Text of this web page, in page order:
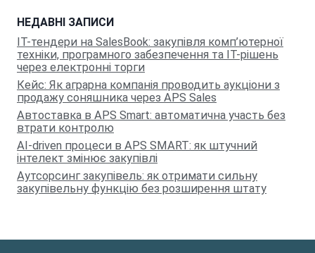
НЕДАВНІ ЗАПИСИ
IT-тендери на SalesBook: закупівля комп’ютерної
техніки, програмного забезпечення та ІТ-рішень
через електронні торги
Кейс: Як аграрна компанія проводить аукціони з
продажу соняшника через APS Sales
Автоставка в APS Smart: автоматична участь без
втрати контролю
AI-driven процеси в APS SMART: як штучний
інтелект змінює закупівлі
Аутсорсинг закупівель: як отримати сильну
закупівельну функцію без розширення штату